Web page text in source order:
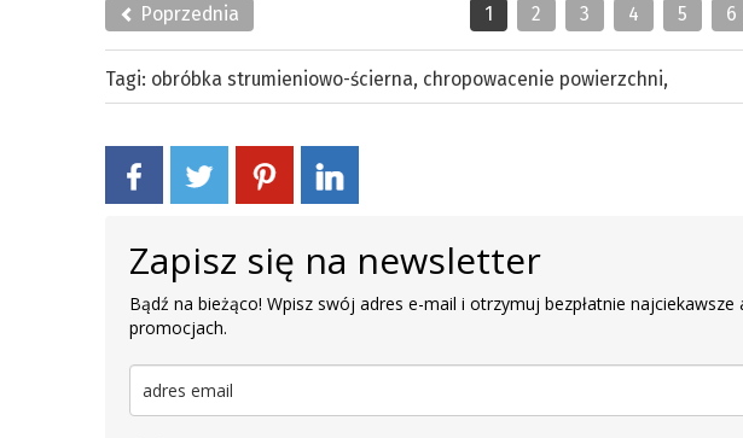
Poprzednia 1 2 3 4 5 6
Tagi: obróbka strumieniowo-ścierna, chropowacenie powierzchni,
Zapisz się na newsletter
Bądź na bieżąco! Wpisz swój adres e-mail i otrzymuj bezpłatnie
promocjach.